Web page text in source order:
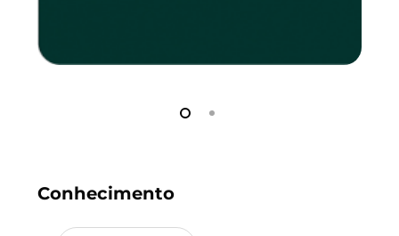
Conhecimento